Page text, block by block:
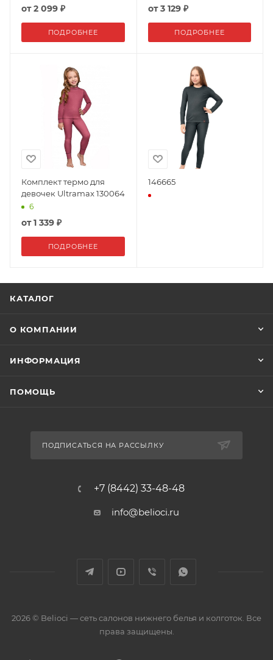
от2 099 ₽
ПОДРОБНЕЕ
от3 129 ₽
ПОДРОБНЕЕ
Комплект термо для
девочек Ultramax 130064
6
от1 339 ₽
ПОДРОБНЕЕ
146665
КАТАЛОГ
О КОМПАНИИ
ИНФОРМАЦИЯ
ПОМОЩЬ
ПОДПИСАТЬСЯ НА РАССЫЛКУ
+7 (8442) 33-48-48
info@belioci.ru
2026 © Belioci — сеть салонов нижнего белья и колготок. Все
права защищены.